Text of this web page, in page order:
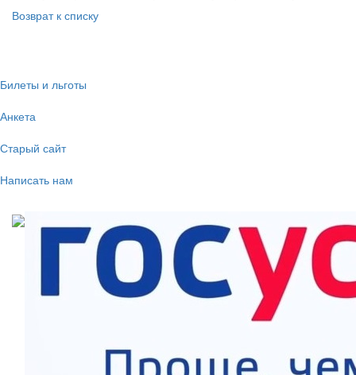
Возврат к списку
Билеты и льготы
Анкета
Старый сайт
Написать нам